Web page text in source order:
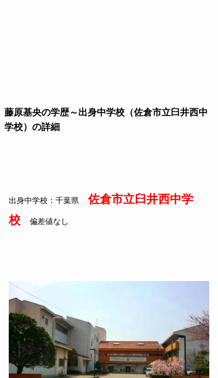
藤原基央の学歴～出身中学校（佐倉市立臼井西中
学校）の詳細
出身中学校：千葉県
佐倉市立臼井西中学
校
偏差値なし